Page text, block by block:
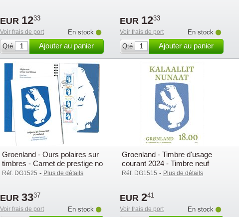
EUR 1233
Voir frais de port
En stock
Qté
Ajouter au panier
EUR 1233
Voir frais de port
En stock
Qté
Ajouter au panier
Groenland - Ours polaires sur
timbres - Carnet de prestige no
2 - Oblitéré
Réf. DG1525 - Plus de détails
EUR 3337
Voir frais de port
En stock
Groenland - Timbre d'usage
courant 2024 - Timbre neuf
Réf. DG1515 - Plus de détails
EUR 241
Voir frais de port
En stock